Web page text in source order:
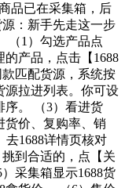
品已在采集箱，后
：新手先走这一步
（1）勾选产品点
的产品，点击【1688
匹配货源，系统按
源拉进列表。你可设
序。 （3）看进货
货价、复购率、销
1688详情页核对
到合适的，点【关
采集箱显示1688货